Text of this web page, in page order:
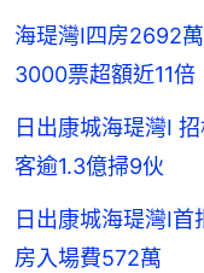
海瑅灣I四房2692
3000票超額近11倍
日出康城海瑅灣I
客逾1.3億掃9伙
日出康城海瑅灣I
房入場費572萬